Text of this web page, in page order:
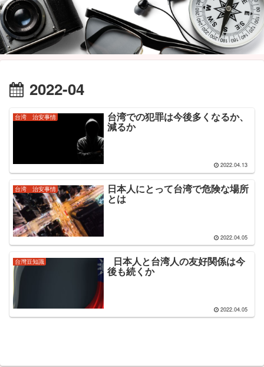
2022-04
台湾 治安事情 台湾での犯罪は今後多くなるか、
減るか
2022.04.13
台湾 治安事情 日本人にとって台湾で危険な場所
とは
2022.04.05
台灣豆知識 日本人と台湾人の友好関係は今
後も続くか
2022.04.05